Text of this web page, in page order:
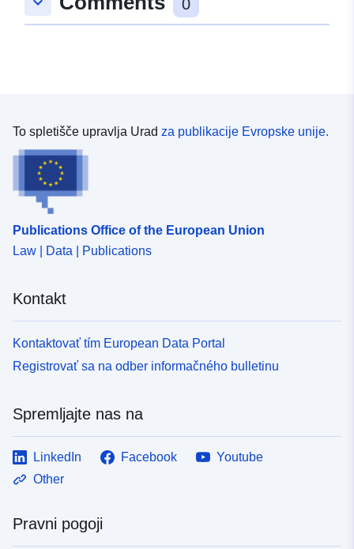
0
To spletišče upravlja Urad za publikacije Evropske unije.
Publications Office of the European Union
Law | Data | Publications
Kontakt
Kontaktovať tím European Data Portal
Registrovať sa na odber informačného bulletinu
Spremljajte nas na
LinkedIn Facebook
Youtube
Other
Pravni pogoji